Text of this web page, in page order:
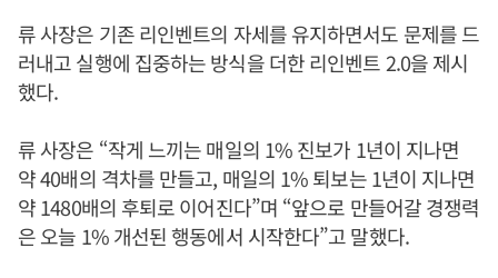
류 사장은 기존 리인벤트의 자세를 유지하면서도 문제를 드
러내고 실행에 집중하는 방식을 더한 리인벤트 2.0을 제시
했다.
류 사장은 “작게 느끼는 매일의 1% 진보가 1년이 지나면
약 40배의 격차를 만들고, 매일의 1% 퇴보는 1년이 지나면
약 1480배의 후퇴로 이어진다”며 “앞으로 만들어갈 경쟁력
은 오늘 1% 개선된 행동에서 시작한다”고 말했다.